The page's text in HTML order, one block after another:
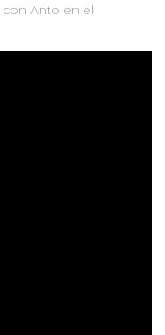
Anto en el